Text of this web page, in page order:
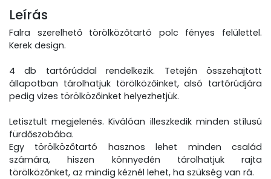
Leírás
Falra szerelhető törölközőtartó polc fényes felülettel.
Kerek design.
4 db tartórúddal rendelkezik. Tetején összehajtott
állapotban tárolhatjuk törölközőinket, alsó tartórúdjára
pedig vizes törölközőinket helyezhetjük.
Letisztult megjelenés. Kiválóan illeszkedik minden stílusú
fürdőszobába.
Egy törölközőtartó hasznos lehet minden család
számára, hiszen könnyedén tárolhatjuk rajta
törölközőnket, az mindig kéznél lehet, ha szükség van rá.